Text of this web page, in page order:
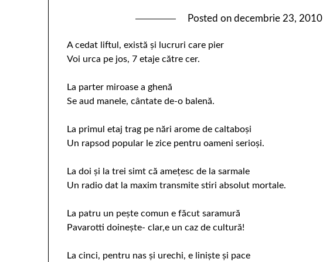
Posted ondecembrie 23, 2010
A cedat liftul, există şi lucruri care pier
Voi urca pe jos, 7 etaje către cer.
La parter miroase a ghenă
Se aud manele, cântate de-o balenă.
La primul etaj trag pe nări arome de caltaboşi
Un rapsod popular le zice pentru oameni serioşi.
La doi şi la trei simt că ameţesc de la sarmale
Un radio dat la maxim transmite stiri absolut mortale.
La patru un peşte comun e făcut saramură
Pavarotti doineşte- clar,e un caz de cultură!
La cinci, pentru nas şi urechi, e linişte şi pace